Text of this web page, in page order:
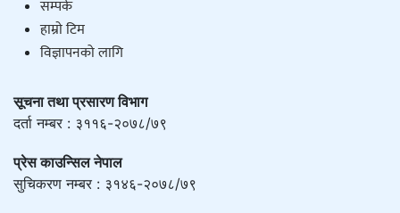
सम्पर्क
हाम्राे टिम
विज्ञापनको लागि
सूचना तथा प्रसारण विभाग
दर्ता नम्बर : ३११६-२०७८/७९
प्रेस काउन्सिल नेपाल
सुचिकरण नम्बर : ३१४६-२०७८/७९